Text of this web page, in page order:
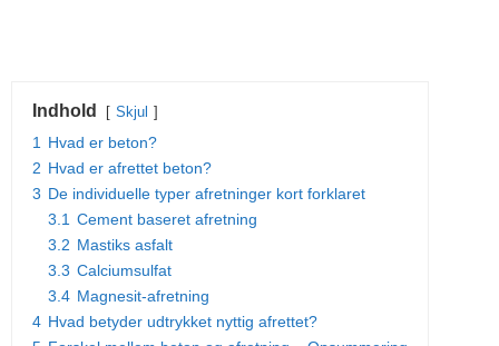
Indhold Skjul
1 Hvad er beton?
2 Hvad er afrettet beton?
3 De individuelle typer afretninger kort forklaret
3.1 Cement baseret afretning
3.2 Mastiks asfalt
3.3 Calciumsulfat
3.4 Magnesit-afretning
4 Hvad betyder udtrykket nyttig afrettet?